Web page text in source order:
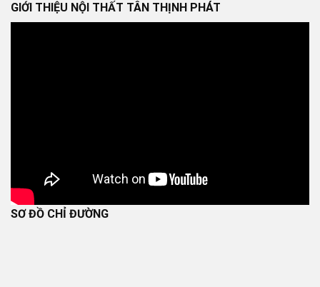
GIỚI THIỆU NỘI THẤT TÂN THỊNH PHÁT
SƠ ĐỒ CHỈ ĐƯỜNG